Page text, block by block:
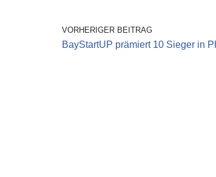
VORHERIGER BEITRAG
BayStartUP prämiert 10 Sieger in